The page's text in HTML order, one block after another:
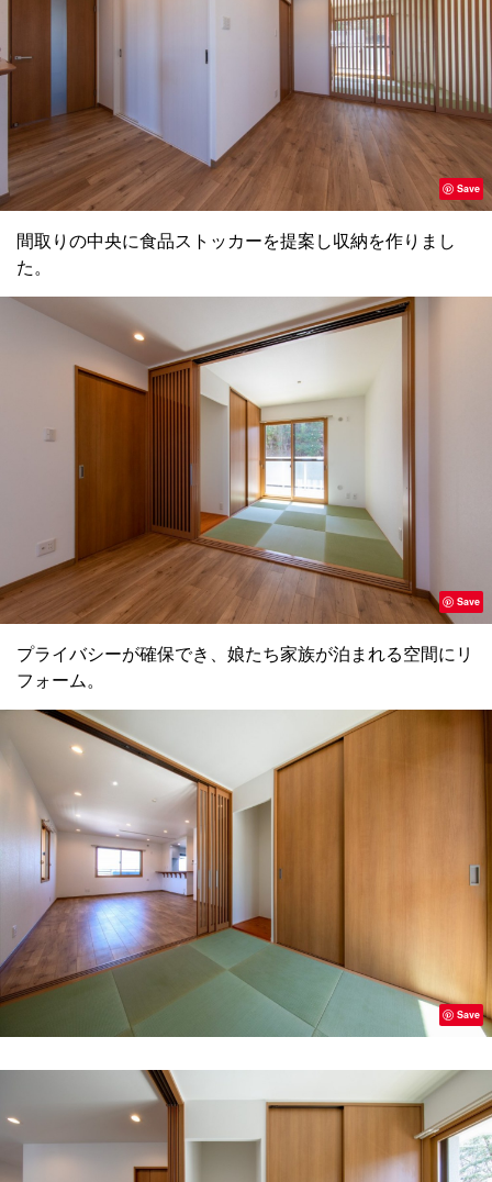
Save
間取りの中央に食品ストッカーを提案し収納を作りまし
た。
Save
プライバシーが確保でき、娘たち家族が泊まれる空間にリ
フォーム。
Save